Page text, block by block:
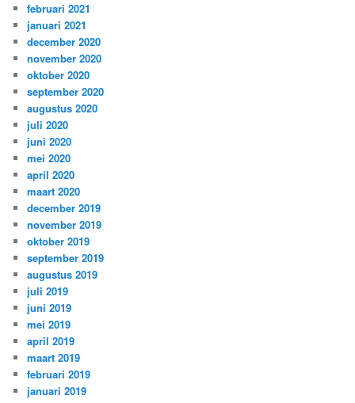
februari 2021
januari 2021
december 2020
november 2020
oktober 2020
september 2020
augustus 2020
juli 2020
juni 2020
mei 2020
april 2020
maart 2020
december 2019
november 2019
oktober 2019
september 2019
augustus 2019
juli 2019
juni 2019
mei 2019
april 2019
maart 2019
februari 2019
januari 2019